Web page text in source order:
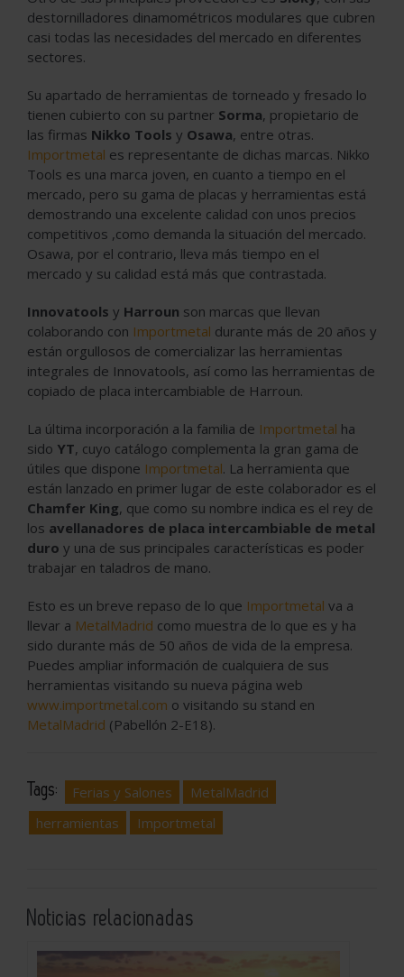
destornilladores dinamométricos modulares que cubren
casi todas las necesidades del mercado en diferentes
sectores.
Su apartado de herramientas de torneado y fresado lo
tienen cubierto con su partner Sorma, propietario de
las firmas Nikko Tools y Osawa, entre otras.
Importmetal es representante de dichas marcas. Nikko
Tools es una marca joven, en cuanto a tiempo en el
mercado, pero su gama de placas y herramientas está
demostrando una excelente calidad con unos precios
competitivos ,como demanda la situación del mercado.
Osawa, por el contrario, lleva más tiempo en el
mercado y su calidad está más que contrastada.
Innovatools y Harroun son marcas que llevan
colaborando con Importmetal durante más de 20 años y
están orgullosos de comercializar las herramientas
integrales de Innovatools, así como las herramientas de
copiado de placa intercambiable de Harroun.
La última incorporación a la familia de Importmetal ha
sido YT, cuyo catálogo complementa la gran gama de
útiles que dispone Importmetal. La herramienta que
están lanzado en primer lugar de este colaborador es el
Chamfer King, que como su nombre indica es el rey de
los avellanadores de placa intercambiable de metal
duro y una de sus principales características es poder
trabajar en taladros de mano.
Esto es un breve repaso de lo que Importmetal va a
llevar a MetalMadrid como muestra de lo que es y ha
sido durante más de 50 años de vida de la empresa.
Puedes ampliar información de cualquiera de sus
herramientas visitando su nueva página web
www.importmetal.com o visitando su stand en
MetalMadrid (Pabellón 2-E18).
Tags: Ferias y Salones
MetalMadrid
herramientas
Importmetal
Noticias relacionadas